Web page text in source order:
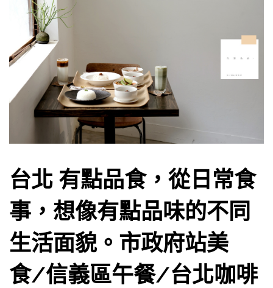
台北 有點品食，從日常食
事，想像有點品味的不同
生活面貌。市政府站美
食/信義區午餐/台北咖啡